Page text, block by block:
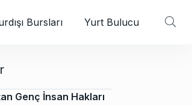
Bursları Yurt Bulucu
Genç İnsan Hakları